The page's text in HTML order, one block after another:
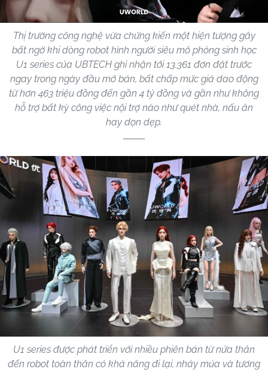
Thị trường công nghệ vừa chứng kiến một hiện tượng gây
bất ngờ khi dòng robot hình người siêu mô phỏng sinh học
U1 series của UBTECH ghi nhận tới 13.361 đơn đặt trước
ngay trong ngày đầu mở bán, bất chấp mức giá dao động
từ hơn 463 triệu đồng đến gần 4 tỷ đồng và gần như không
hỗ trợ bất kỳ công việc nội trợ nào như quét nhà, nấu ăn
hay dọn dẹp.
U1 series được phát triển với nhiều phiên bản từ nửa thân
đến robot toàn thân có khả năng đi lại, nhảy múa và tương